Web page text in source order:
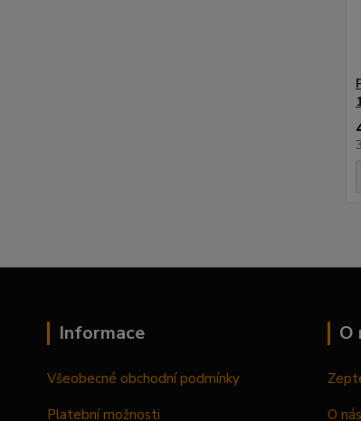
Informace
Všeobecné obchodní podmínky
Platební možnosti
O
O nás